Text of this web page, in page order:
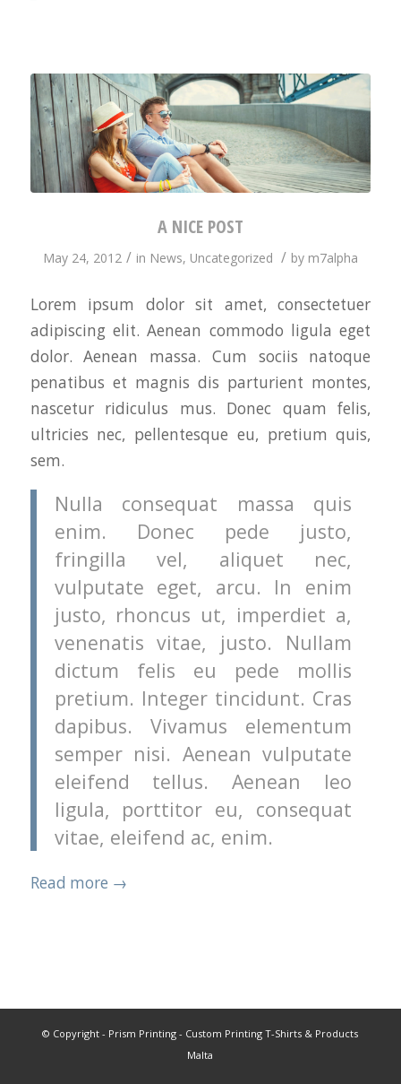
A NICE POST
May 24, 2012 / in News, Uncategorized / by m7alpha
Lorem ipsum dolor sit amet, consectetuer
adipiscing elit. Aenean commodo ligula eget
dolor. Aenean massa. Cum sociis natoque
penatibus et magnis dis parturient montes,
nascetur ridiculus mus. Donec quam felis,
ultricies nec, pellentesque eu, pretium quis,
sem.
Nulla consequat massa quis
enim. Donec pede justo,
fringilla vel, aliquet nec,
vulputate eget, arcu. In enim
justo, rhoncus ut, imperdiet a,
venenatis vitae, justo. Nullam
dictum felis eu pede mollis
pretium. Integer tincidunt. Cras
dapibus. Vivamus elementum
semper nisi. Aenean vulputate
eleifend tellus. Aenean leo
ligula, porttitor eu, consequat
vitae, eleifend ac, enim.
Read more →
© Copyright - Prism Printing - Custom Printing T-Shirts & Products
Malta